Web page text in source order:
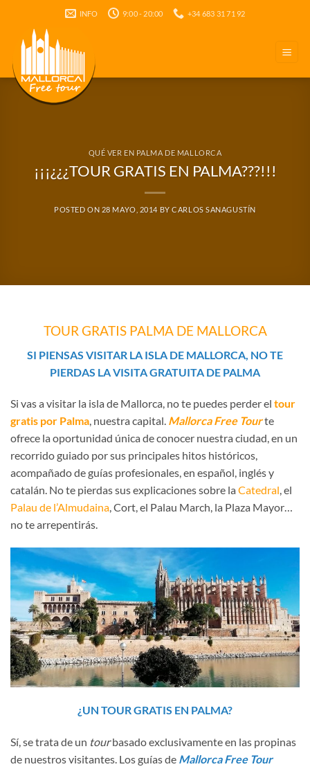
contenido
INFO 9:00 - 20:00 +34 683 31 71 92
QUÉ VER EN PALMA DE MALLORCA
¡¡¡¿¿¿TOUR GRATIS EN PALMA???!!!
POSTED ON 28 MAYO, 2014 BYCARLOS SANAGUSTÍN
TOUR GRATIS PALMA DE MALLORCA
SI PIENSAS VISITAR LA ISLA DE MALLORCA, NO TE
PIERDAS LA VISITA GRATUITA DE PALMA
Si vas a visitar la isla de Mallorca, no te puedes perder el tour
gratis por Palma, nuestra capital. Mallorca Free Tourte
ofrece la oportunidad única de conocer nuestra ciudad, en un
recorrido guiado por sus principales hitos históricos,
acompañado de guías profesionales, en español, inglés y
catalán. No te pierdas sus explicaciones sobre la Catedral, el
Palau de l’Almudaina, Cort, el Palau March, la Plaza Mayor…
no te arrepentirás.
¿UN TOUR GRATIS EN PALMA?
Sí, se trata de un tourbasado exclusivamente en las propinas
de nuestros visitantes. Los guías de Mallorca Free Tour